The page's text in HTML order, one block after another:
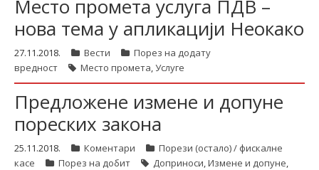
latinica
Место промета услуга ПДВ –
нова тема у апликацији Неокако
27.11.2018. Вести
Порез на додату
вредност
Место промета,Услуге
Предложене измене и допуне
пореских закона
25.11.2018. Коментари
Порези (остало) / фискалне
касе
Порез на добит Доприноси,Измене и допуне,